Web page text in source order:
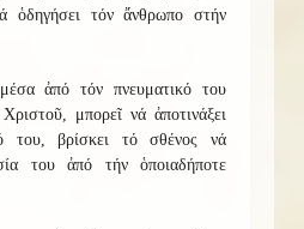
ὁδηγήσει τόν ἄνθρωπο στήν
ἀπό τόν πνευματικό του
μπορεῖ νά ἀποτινάξει
του, βρίσκει τό σθένος νά
του ἀπό τήν ὁποιαδήποτε